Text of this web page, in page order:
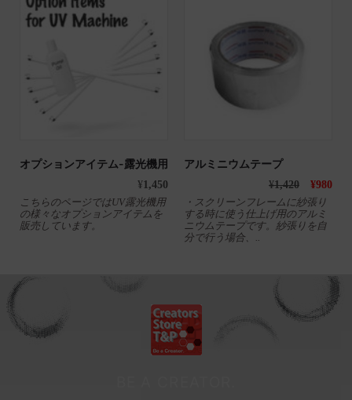
オプションアイテム-露光機用
¥1,450
こちらのページではUV露光機用
の様々なオプションアイテムを
販売しています。
アルミニウムテープ
¥1,420 ¥980
・スクリーンフレームに紗張り
する時に使う仕上げ用のアルミ
ニウムテープです。紗張りを自
分で行う場合、..